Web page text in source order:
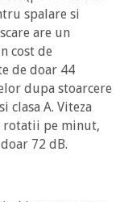
spalare si
are un
cost de
de doar 44
dupa stoarcere
clasa A. Viteza
rotatii pe minut,
72 dB.